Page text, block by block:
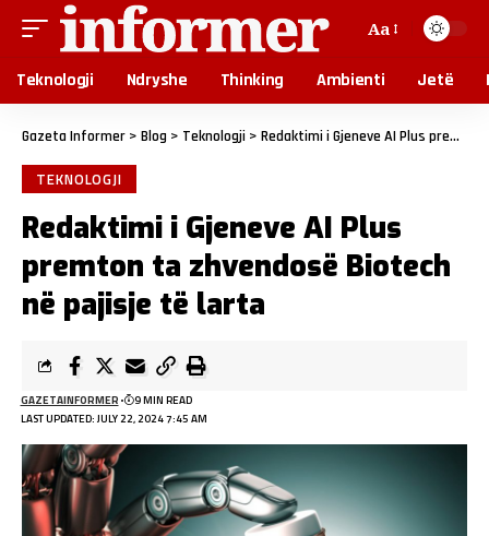
Aa
Teknologji Ndryshe Thinking Ambienti Jetë
Gazeta Informer > Blog > Teknologji > Redaktimi i Gjeneve AI Plus premton ta zhvendosë Biotech në pajisje të larta
TEKNOLOGJI
Redaktimi i Gjeneve AI Plus
premton ta zhvendosë Biotech
në pajisje të larta
LAST UPDATED: JULY 22, 2024 7:45 AM
GAZETAINFORMER 9 MIN READ